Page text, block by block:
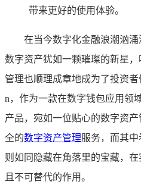
带来更好的使用体验。
在当今数字化金融浪潮汹涌
数字资产犹如一颗璀璨的新星
管理也顺理成章地成为了投资
n，作为一款在数字钱包应用领
产品，宛如一位贴心的数字资
全的数字资产管理服务，而其
则如同隐藏在角落里的宝藏，
且不可替代的作用。